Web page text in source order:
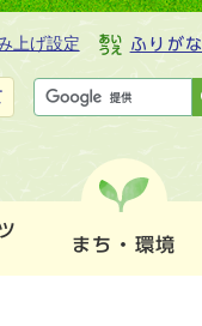
上げ設定 ふりがな
まち・環境